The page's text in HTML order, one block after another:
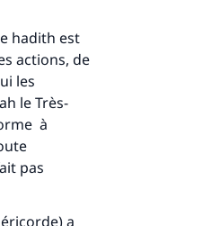
hadith est
actions, de
les
le Très-
à
pas
a